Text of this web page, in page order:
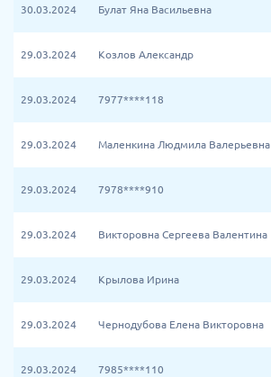
30.03.2024 Булат Яна Васильевна
29.03.2024 Козлов Александр
29.03.2024 7977****118
29.03.2024 Маленкина Людмила Валерьевна
29.03.2024 7978****910
29.03.2024 Викторовна Сергеева Валентина
29.03.2024 Крылова Ирина
29.03.2024 Чернодубова Елена Викторовна
29.03.2024 7985****110